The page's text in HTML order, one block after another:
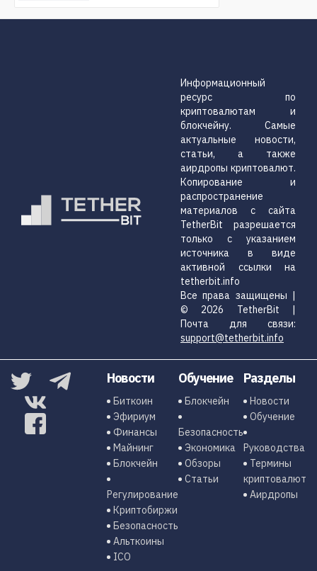
Информационный
ресурс по
криптовалютам и
блокчейну. Самые
актуальные новости,
статьи, а также
аирдропы криптовалют.
Копирование и
распространение
материалов с сайта
TetherBit разрешается
только с указанием
источника в виде
активной ссылки на
tetherbit.info
Все права защищены |
© 2026 TetherBit |
Почта для связи:
support@tetherbit.info
Новости
Биткоин
Эфириум
Финансы
Майнинг
Блокчейн
Регулирование
Криптобиржи
Безопасность
Альткоины
ICO
Обучение
Блокчейн
Безопасность
Экономика
Обзоры
Статьи
Разделы
Новости
Обучение
Руководства
Термины
криптовалют
Аирдропы